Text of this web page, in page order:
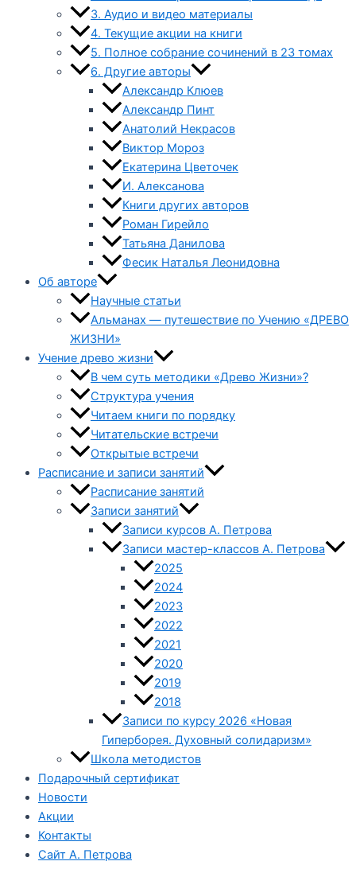
3. Аудио и видео материалы
4. Текущие акции на книги
5. Полное собрание сочинений в 23 томах
6. Другие авторы
Александр Клюев
Александр Пинт
Анатолий Некрасов
Виктор Мороз
Екатерина Цветочек
И. Алексанова
Книги других авторов
Роман Гирейло
Татьяна Данилова
Фесик Наталья Леонидовна
Об авторе
Научные статьи
Альманах — путешествие по Учению «ДРЕВО
ЖИЗНИ»
Учение древо жизни
В чем суть методики «Древо Жизни»?
Структура учения
Читаем книги по порядку
Читательские встречи
Открытые встречи
Расписание и записи занятий
Расписание занятий
Записи занятий
Записи курсов А. Петрова
Записи мастер-классов А. Петрова
2025
2024
2023
2022
2021
2020
2019
2018
Записи по курсу 2026 «Новая
Гиперборея. Духовный солидаризм»
Школа методистов
Подарочный сертификат
Новости
Акции
Контакты
Сайт А. Петрова